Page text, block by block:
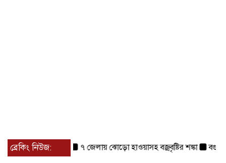
ব্রেকিং নিউজ: ৭ জেলায় ঝোড়ো হাওয়াসহ বজ্রবৃষ্টির শঙ্কা বগুড়া ও